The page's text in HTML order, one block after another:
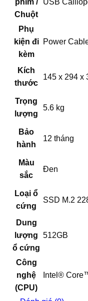
Chuột
Phụ
kiện đi
kèm
Power
Kích
thước
145 x 294 x
Trọng
lượng
5.6 kg
Bảo
hành
12 tháng
Màu
sắc
Đen
Loại ổ
cứng
SSD M.2
Dung
lượng
ổ cứng
512GB
Công
nghệ
(CPU)
Intel®